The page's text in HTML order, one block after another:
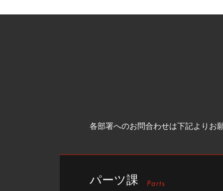
各部署へのお問合わせは下記よりお
パーツ課